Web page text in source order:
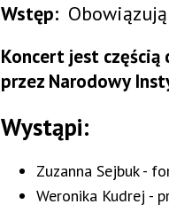
Wstęp
Koncert jest
przez Narodowy
Wystąpi:
Zuzanna Sejbuk -
Weronika Kudrej -